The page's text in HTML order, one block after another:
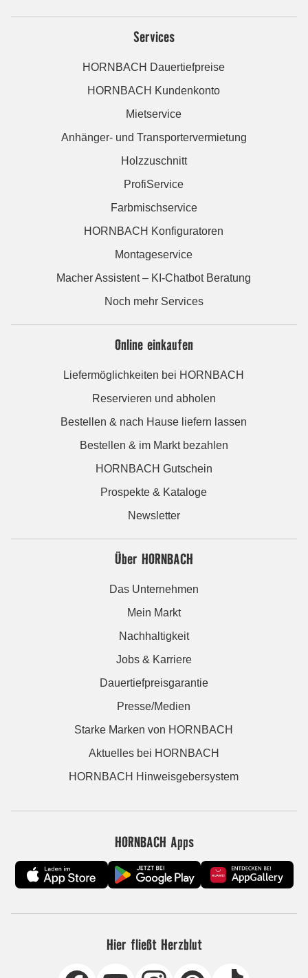
Services
HORNBACH Dauertiefpreise
HORNBACH Kundenkonto
Mietservice
Anhänger- und Transportervermietung
Holzzuschnitt
ProfiService
Farbmischservice
HORNBACH Konfiguratoren
Montageservice
Macher Assistent – KI-Chatbot Beratung
Noch mehr Services
Online einkaufen
Liefermöglichkeiten bei HORNBACH
Reservieren und abholen
Bestellen & nach Hause liefern lassen
Bestellen & im Markt bezahlen
HORNBACH Gutschein
Prospekte & Kataloge
Newsletter
Über HORNBACH
Das Unternehmen
Mein Markt
Nachhaltigkeit
Jobs & Karriere
Dauertiefpreisgarantie
Presse/Medien
Starke Marken von HORNBACH
Aktuelles bei HORNBACH
HORNBACH Hinweisgebersystem
HORNBACH Apps
Hier fließt Herzblut